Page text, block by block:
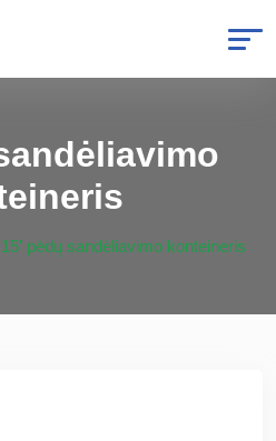
15′ pėdų sandėliavimo konteineris